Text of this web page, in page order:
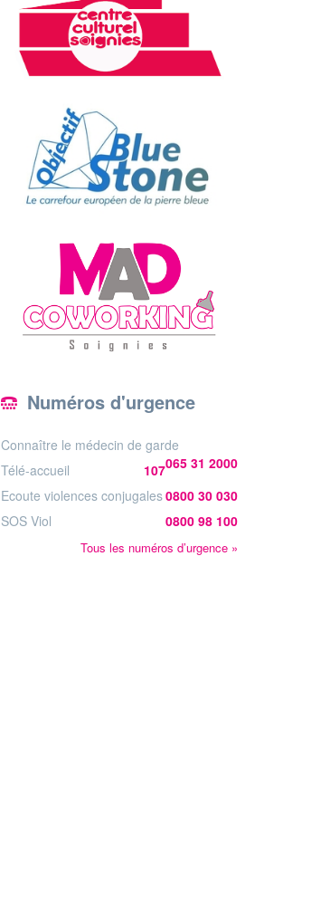
Numéros d'urgence
Connaître le médecin de garde
065 31 2000
Télé-accueil
107
Ecoute violences conjugales0800 30 030
SOS Viol
0800 98 100
Tous les numéros d’urgence »